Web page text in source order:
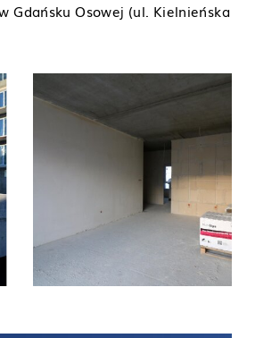
Gdańsku Osowej (ul. Kielnieńska